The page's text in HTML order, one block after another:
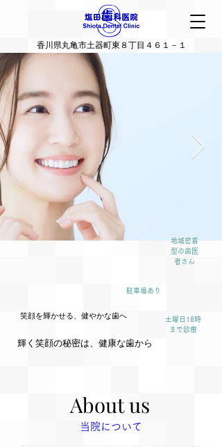
香川県丸亀市土器町東８丁目４６１－１
笑顔を輝かせる、健やかな歯へ
笑顔を輝かせる、健やかな歯へ
輝く笑顔の秘密は、健康な歯から
輝く笑顔の秘密は、健康な歯から
地域密着
型の歯医
者さん
駐車場あり
土曜日18時
まで診療
About us
About us
当院について